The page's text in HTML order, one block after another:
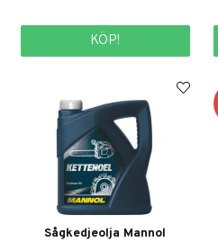
KÖP!
Sågkedjeolja Mannol